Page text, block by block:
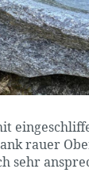
rauer
sehr